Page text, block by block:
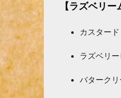
【ラズベリー
カスター
ラズベリ
バターク